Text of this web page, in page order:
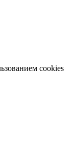
cookies